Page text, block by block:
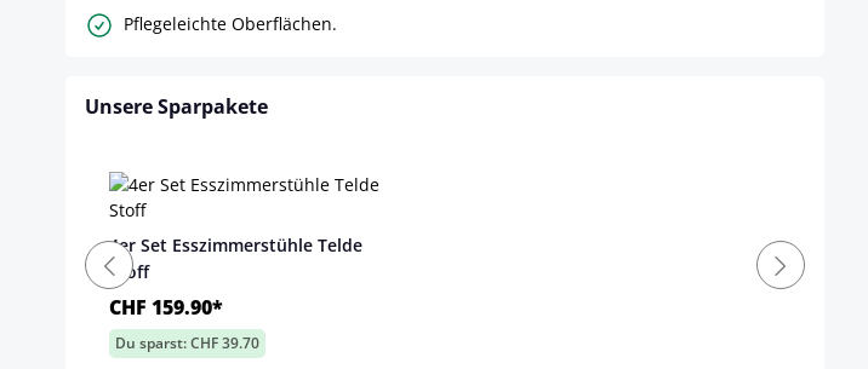
Pflegeleichte Oberflächen.
Unsere Sparpakete
4er Set Esszimmerstühle Telde
Stoff
CHF 159.90*
Du sparst: CHF 39.70